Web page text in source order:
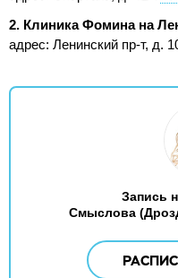
2. Клиника Фомина на
адрес: Ленинский пр-т, д.
Запись
Смыслова